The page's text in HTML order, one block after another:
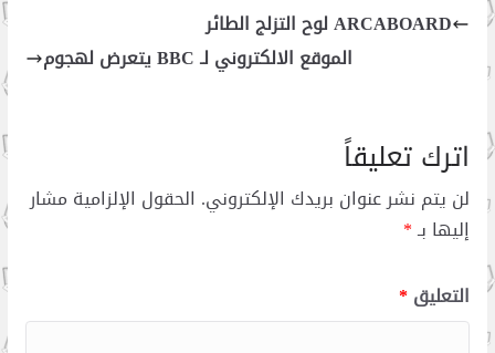
ARCABOARD لوح التزلج الطائر
الموقع الالكتروني لـ BBC يتعرض لهجوم
اترك تعليقاً
لن يتم نشر عنوان بريدك الإلكتروني. الحقول الإلزامية مشار
إليها بـ*
التعليق*